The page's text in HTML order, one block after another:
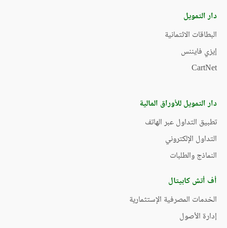
دار التمويل
البطاقات الائتمانية
إيزي فايننس
CartNet
دار التمويل للأوراق المالية
تطبيق التداول عبر الهاتف
التداول الإلكتروني
النماذج والطلبات
أف أتش كابيتال
الخدمات المصرفية الإستثمارية
إدارة الأصول